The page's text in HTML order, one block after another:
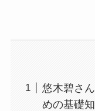
悠木碧さ
めの基礎